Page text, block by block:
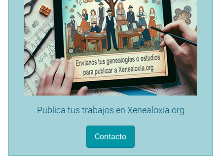
Publica tus trabajos en Xenealoxía.org
Contacto